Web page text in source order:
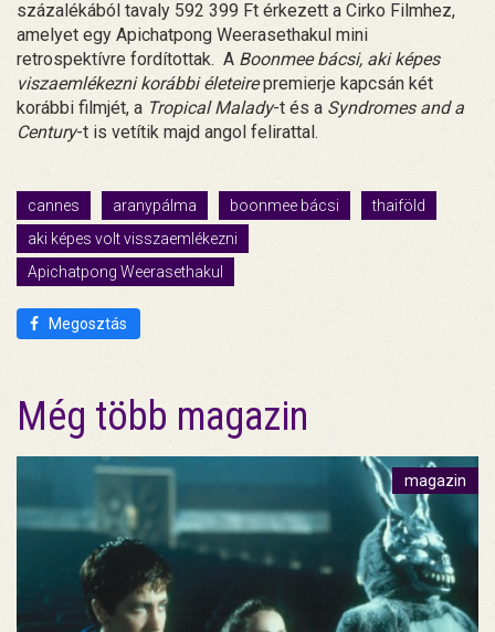
százalékából tavaly 592 399 Ft érkezett a Cirko Filmhez,
amelyet egy Apichatpong Weerasethakul mini
retrospektívre fordítottak. A Boonmee bácsi, aki képes
viszaemlékezni korábbi életeirepremierje kapcsán két
korábbi filmjét, a Tropical Malady-t és a Syndromes and a
Century-t is vetítik majd angol felirattal.
cannes aranypálma boonmee bácsi
thaiföld
aki képes volt visszaemlékezni
Apichatpong Weerasethakul
Megosztás
Még több magazin
magazin